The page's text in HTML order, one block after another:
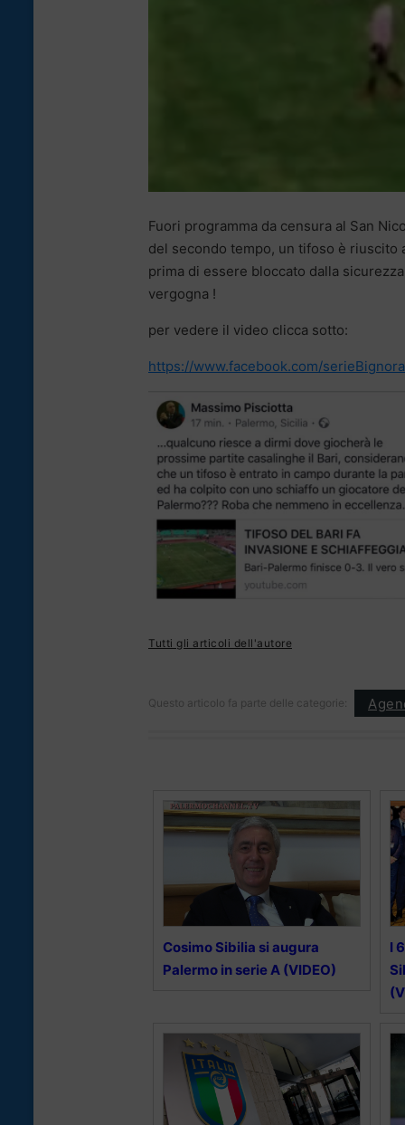
Fuori programma da censura al San
del secondo tempo, un tifoso è
prima di essere bloccato dalla
vergogna !
per vedere il video clicca sotto:
https://www.facebook.com/
Tutti gli articoli dell'autore
Questo articolo fa parte delle categorie:
Cosimo Sibilia si augura
Palermo in serie A (VIDEO)
I